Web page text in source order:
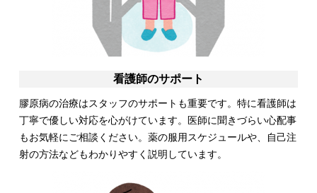
看護師のサポート
膠原病の治療はスタッフのサポートも重要です。特に看護師は
丁寧で優しい対応を心がけています。医師に聞きづらい心配事
もお気軽にご相談ください。薬の服用スケジュールや、自己注
射の方法などもわかりやすく説明しています。